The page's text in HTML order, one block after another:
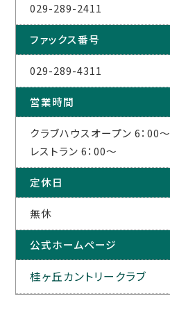
029-289-2411
ファックス番号
029-289-4311
営業時間
クラブハウスオープン 6：00～
レストラン 6：00～
定休日
無休
公式ホームページ
桂ヶ丘カントリークラブ